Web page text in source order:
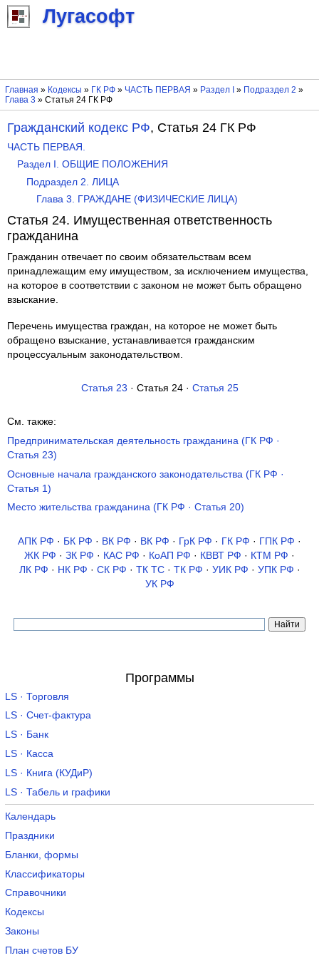
Лугасофт
Главная » Кодексы » ГК РФ» ЧАСТЬ ПЕРВАЯ » Раздел I » Подраздел 2 »
Глава 3 » Статья 24 ГК РФ
Гражданский кодекс РФ, Статья 24 ГК РФ
ЧАСТЬ ПЕРВАЯ.
Раздел I. ОБЩИЕ ПОЛОЖЕНИЯ
Подраздел 2. ЛИЦА
Глава 3. ГРАЖДАНЕ (ФИЗИЧЕСКИЕ ЛИЦА)
Статья 24. Имущественная ответственность
гражданина
Гражданин отвечает по своим обязательствам всем
принадлежащим ему имуществом, за исключением имущества,
на которое в соответствии с законом не может быть обращено
взыскание.
Перечень имущества граждан, на которое не может быть
обращено взыскание, устанавливается гражданским
процессуальным законодательством.
Статья 23 · Статья 24 · Статья 25
См. также:
Предпринимательская деятельность гражданина (ГК РФ ·
Статья 23)
Основные начала гражданского законодательства (ГК РФ ·
Статья 1)
Место жительства гражданина (ГК РФ · Статья 20)
АПК РФ · БК РФ · ВК РФ · ВК РФ · ГрК РФ · ГК РФ · ГПК РФ ·
ЖК РФ · ЗК РФ · КАС РФ · КоАП РФ · КВВТ РФ · КТМ РФ ·
ЛК РФ · НК РФ · СК РФ · ТК TC· ТК РФ · УИК РФ · УПК РФ ·
УК РФ
Программы
LS · Торговля
LS · Счет-фактура
LS · Банк
LS · Касса
LS · Книга (КУДиР)
LS · Табель и графики
Календарь
Праздники
Бланки, формы
Классификаторы
Справочники
Кодексы
Законы
План счетов БУ